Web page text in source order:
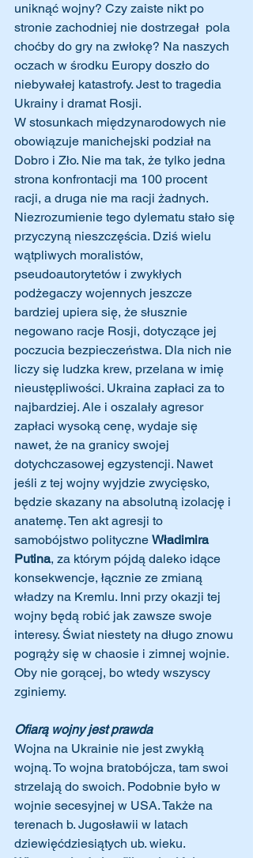
uniknąć wojny? Czy zaiste nikt po
stronie zachodniej nie dostrzegał  pola
choćby do gry na zwłokę? Na naszych
oczach w środku Europy doszło do
niebywałej katastrofy. Jest to tragedia
Ukrainy i dramat Rosji.
W stosunkach międzynarodowych nie
obowiązuje manichejski podział na
Dobro i Zło. Nie ma tak, że tylko jedna
strona konfrontacji ma 100 procent
racji, a druga nie ma racji żadnych.
Niezrozumienie tego dylematu stało się
przyczyną nieszczęścia. Dziś wielu
wątpliwych moralistów,
pseudoautorytetów i zwykłych
podżegaczy wojennych jeszcze
bardziej upiera się, że słusznie
negowano racje Rosji, dotyczące jej
poczucia bezpieczeństwa. Dla nich nie
liczy się ludzka krew, przelana w imię
nieustępliwości. Ukraina zapłaci za to
najbardziej. Ale i oszalały agresor
zapłaci wysoką cenę, wydaje się
nawet, że na granicy swojej
dotychczasowej egzystencji. Nawet
jeśli z tej wojny wyjdzie zwycięsko,
będzie skazany na absolutną izolację i
anatemę. Ten akt agresji to
samobójstwo polityczne Władimira
Putina, za którym pójdą daleko idące
konsekwencje, łącznie ze zmianą
władzy na Kremlu. Inni przy okazji tej
wojny będą robić jak zawsze swoje
interesy. Świat niestety na długo znowu
pogrąży się w chaosie i zimnej wojnie.
Oby nie gorącej, bo wtedy wszyscy
zginiemy.
Ofiarą wojny jest prawda
Wojna na Ukrainie nie jest zwykłą
wojną. To wojna bratobójcza, tam swoi
strzelają do swoich. Podobnie było w
wojnie secesyjnej w USA. Także na
terenach b. Jugosławii w latach
dziewięćdziesiątych ub. wieku.